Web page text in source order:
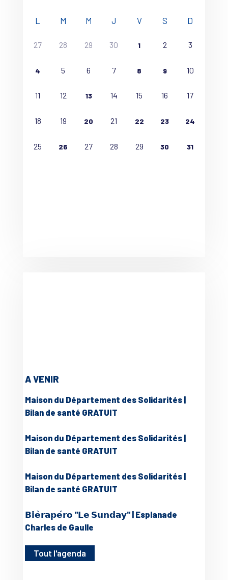
L M M J V S D
27 28 29 30 1 2 3
4 5 6 7 8 9 10
11 12 13 14 15 16 17
18 19 20 21 22 23 24
25 26 27 28 29 30 31
A VENIR
Maison du Département des Solidarités |
Bilan de santé GRATUIT
Maison du Département des Solidarités |
Bilan de santé GRATUIT
Maison du Département des Solidarités |
Bilan de santé GRATUIT
𝗕𝗶𝗲̀𝗿𝗮𝗽𝗲́𝗿𝗼 "𝗟𝗲 𝗦𝘂𝗻𝗱𝗮𝘆" | Esplanade
Charles de Gaulle
Tout l'agenda